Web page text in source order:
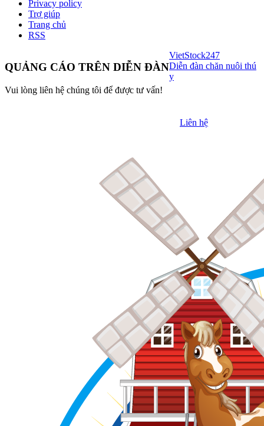
Privacy policy
Trợ giúp
Trang chủ
RSS
QUẢNG CÁO TRÊN DIỄN ĐÀN
Vui lòng liên hệ chúng tôi để được tư vấn!
Liên hệ
VietStock247
Diễn đàn chăn nuôi thú
y